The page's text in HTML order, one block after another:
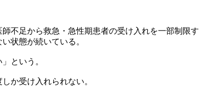
不足から救急・急性期患者の受け入れを一部制限す
状態が続いている。
という。
か受け入れられない。